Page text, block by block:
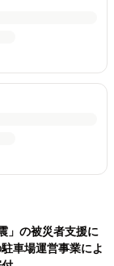
」の被災者支援に
車場運営事業によ